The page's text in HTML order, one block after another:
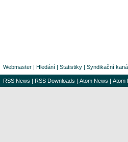
Webmaster | Hledání | Statistiky | Syndikační
RSS News | RSS Downloads | Atom News | Atom